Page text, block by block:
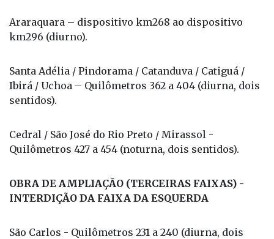
Araraquara – dispositivo km268 ao dispositivo
km296 (diurno).
Santa Adélia / Pindorama / Catanduva / Catiguá /
Ibirá / Uchoa – Quilômetros 362 a 404 (diurna, dois
sentidos).
Cedral / São José do Rio Preto / Mirassol -
Quilômetros 427 a 454 (noturna, dois sentidos).
OBRA DE AMPLIAÇÃO (TERCEIRAS FAIXAS) -
INTERDIÇÃO DA FAIXA DA ESQUERDA
São Carlos - Quilômetros 231 a 240 (diurna, dois